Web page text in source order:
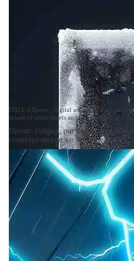
DALL-EПромт: Digital art, abstract art,
splash of white sheets and a charismatic girl
Промт: Гибрид, рисунок,
геометрические элементы, графит…